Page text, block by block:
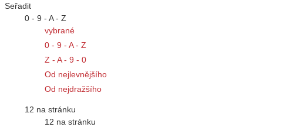
Seřadit
0 - 9 - A - Z
vybrané
0 - 9 - A - Z
Z - A - 9 - 0
Od nejlevnějšího
Od nejdražšího
12 na stránku
12 na stránku